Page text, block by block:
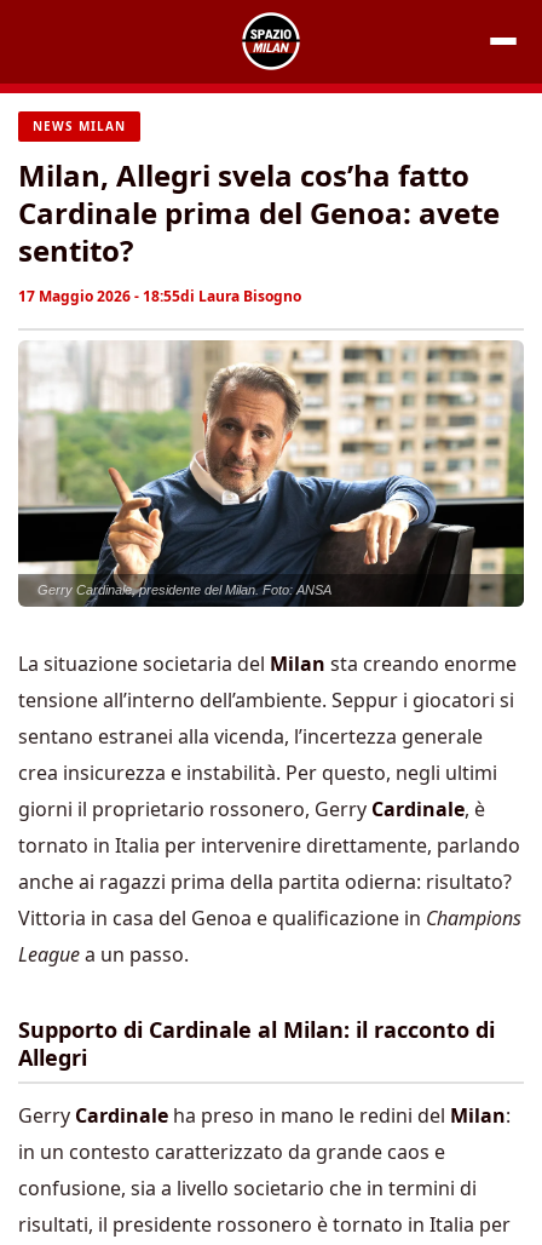
contenuto
NEWS MILAN
Milan, Allegri svela cos’ha fatto
Cardinale prima del Genoa: avete
sentito?
17 Maggio 2026 - 18:55di Laura Bisogno
Gerry Cardinale, presidente del Milan. Foto: ANSA
La situazione societaria del Milan sta creando enorme
tensione all’interno dell’ambiente. Seppur i giocatori si
sentano estranei alla vicenda, l’incertezza generale
crea insicurezza e instabilità. Per questo, negli ultimi
giorni il proprietario rossonero, Gerry Cardinale, è
tornato in Italia per intervenire direttamente, parlando
anche ai ragazzi prima della partita odierna: risultato?
Vittoria in casa del Genoa e qualificazione in Champions
Leaguea un passo.
Supporto di Cardinale al Milan: il racconto di
Allegri
Gerry Cardinale ha preso in mano le redini del Milan:
in un contesto caratterizzato da grande caos e
confusione, sia a livello societario che in termini di
risultati, il presidente rossonero è tornato in Italia per